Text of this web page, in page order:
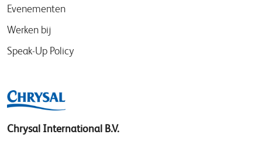
Evenementen
Werken bij
Speak-Up Policy
Chrysal International B.V.